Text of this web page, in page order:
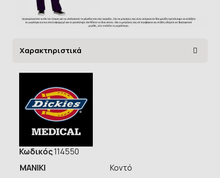
Χαρακτηριστικά
Κωδικός114550
ΜΑΝΙΚΙ
Κοντό